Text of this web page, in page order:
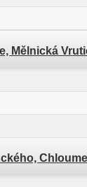
Mělnická